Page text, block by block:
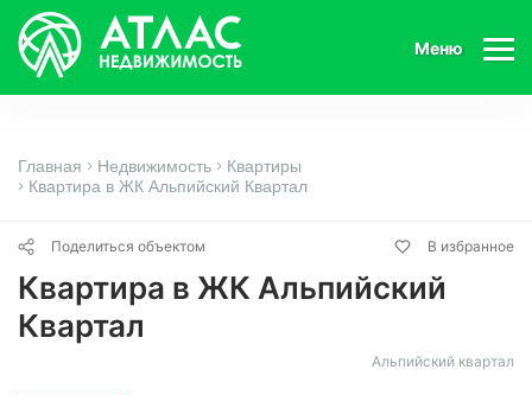
Меню
Главная Недвижимость
Квартиры
Квартира в ЖК Альпийский Квартал
Поделиться объектом В избранное
Квартира в ЖК Альпийский
Квартал
Альпийский квартал